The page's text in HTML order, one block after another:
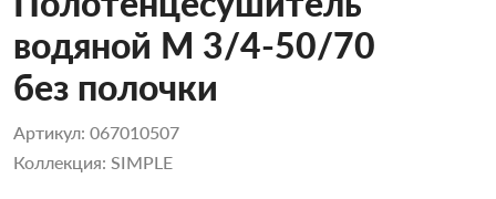
водяной М 3/4-50/70
без полочки
Артикул: 067010507
Коллекция: SIMPLE